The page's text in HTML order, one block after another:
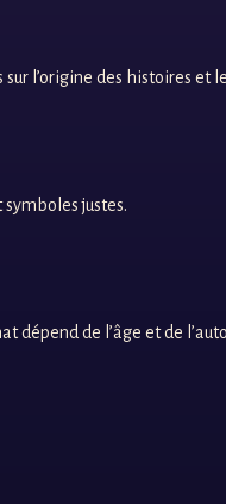
l’origine des histoires et
justes.
dépend de l’âge et de